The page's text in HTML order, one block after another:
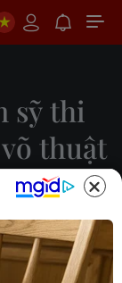
sỹ thi
thuật